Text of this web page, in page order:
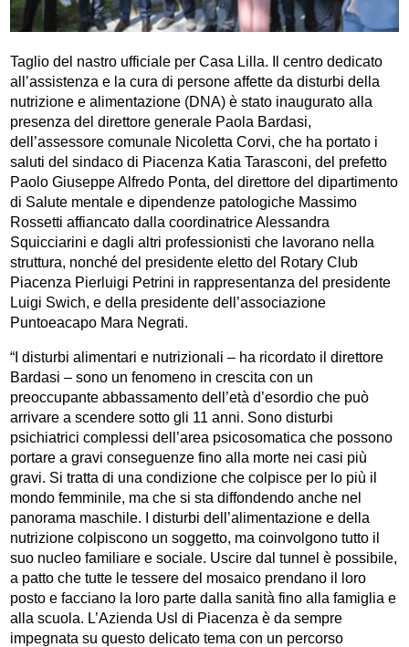
Taglio del nastro ufficiale per Casa Lilla. Il centro dedicato
all’assistenza e la cura di persone affette da disturbi della
nutrizione e alimentazione (DNA) è stato inaugurato alla
presenza del direttore generale Paola Bardasi,
dell’assessore comunale Nicoletta Corvi, che ha portato i
saluti del sindaco di Piacenza Katia Tarasconi, del prefetto
Paolo Giuseppe Alfredo Ponta, del direttore del dipartimento
di Salute mentale e dipendenze patologiche Massimo
Rossetti affiancato dalla coordinatrice Alessandra
Squicciarini e dagli altri professionisti che lavorano nella
struttura, nonché del presidente eletto del Rotary Club
Piacenza Pierluigi Petrini in rappresentanza del presidente
Luigi Swich, e della presidente dell’associazione
Puntoeacapo Mara Negrati.
“I disturbi alimentari e nutrizionali – ha ricordato il direttore
Bardasi – sono un fenomeno in crescita con un
preoccupante abbassamento dell’età d’esordio che può
arrivare a scendere sotto gli 11 anni. Sono disturbi
psichiatrici complessi dell’area psicosomatica che possono
portare a gravi conseguenze fino alla morte nei casi più
gravi. Si tratta di una condizione che colpisce per lo più il
mondo femminile, ma che si sta diffondendo anche nel
panorama maschile. I disturbi dell’alimentazione e della
nutrizione colpiscono un soggetto, ma coinvolgono tutto il
suo nucleo familiare e sociale. Uscire dal tunnel è possibile,
a patto che tutte le tessere del mosaico prendano il loro
posto e facciano la loro parte dalla sanità fino alla famiglia e
alla scuola. L’Azienda Usl di Piacenza è da sempre
impegnata su questo delicato tema con un percorso